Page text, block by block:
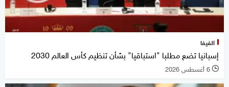
الفيفا
إسبانيا تضع مطلبا "استباقيا" بشأن تنظيم كأس العالم 2030
l 6 أغسطس 2026